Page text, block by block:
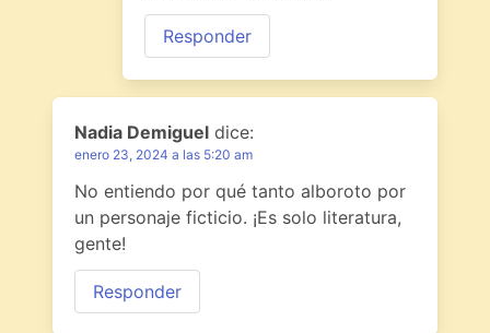
Responder
Nadia Demiguel dice:
enero 23, 2024 a las 5:20 am
No entiendo por qué tanto alboroto por
un personaje ficticio. ¡Es solo literatura,
gente!
Responder